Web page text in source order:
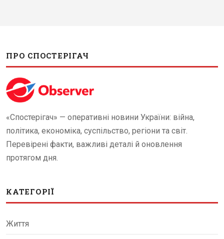
ПРО СПОСТЕРІГАЧ
«Спостерігач» — оперативні новини України: війна,
політика, економіка, суспільство, регіони та світ.
Перевірені факти, важливі деталі й оновлення
протягом дня.
КАТЕГОРІЇ
Життя